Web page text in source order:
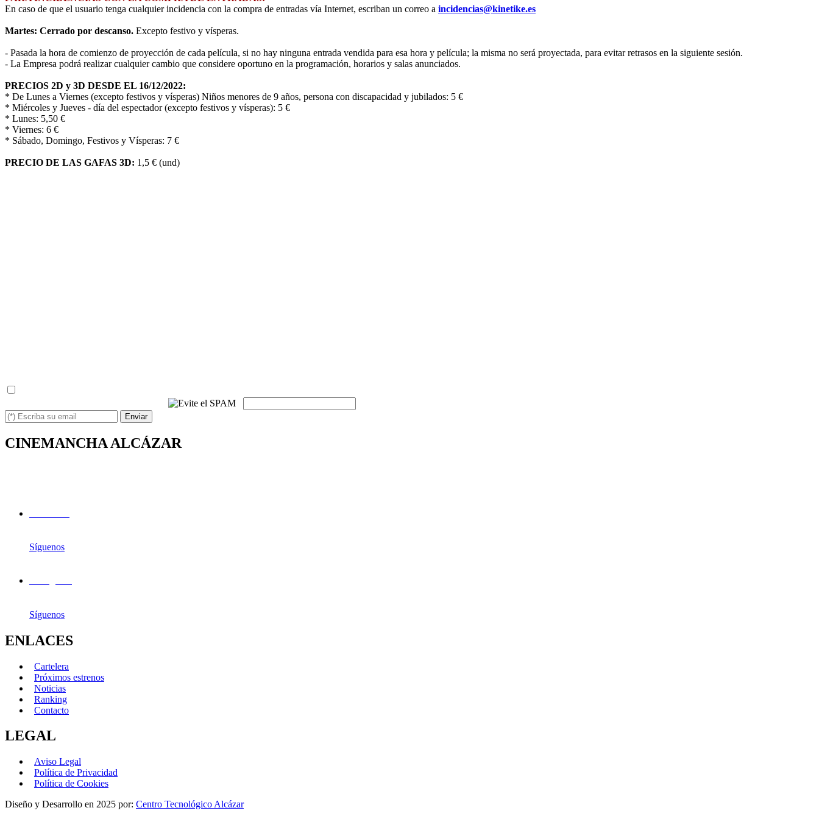
En caso de que el usuario tenga cualquier incidencia con la compra de entradas vía Internet, escriban un correo a incidencias@kinetike.es
Martes: Cerrado por descanso. Excepto festivo y vísperas.
- Pasada la hora de comienzo de proyección de cada película, si no hay ninguna entrada vendida para esa hora y película; la misma no será proyectada, para evitar retrasos en la siguiente sesión.
- La Empresa podrá realizar cualquier cambio que considere oportuno en la programación, horarios y salas anunciados.
PRECIOS 2D y 3D DESDE EL 16/12/2022:
* De Lunes a Viernes (excepto festivos y vísperas) Niños menores de 9 años, persona con discapacidad y jubilados: 5 €
* Miércoles y Jueves - día del espectador (excepto festivos y vísperas): 5 €
* Lunes: 5,50 €
* Viernes: 6 €
* Sábado, Domingo, Festivos y Vísperas: 7 €
PRECIO DE LAS GAFAS 3D: 1,5 € (und)
Enviar
CINEMANCHA ALCÁZAR
Síguenos
Síguenos
ENLACES
Cartelera
Próximos estrenos
Noticias
Ranking
Contacto
LEGAL
Aviso Legal
Política de Privacidad
Política de Cookies
Diseño y Desarrollo en 2025 por: Centro Tecnológico Alcázar